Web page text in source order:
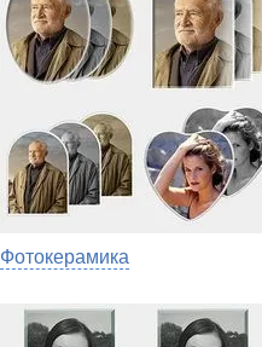
Фотокерамика